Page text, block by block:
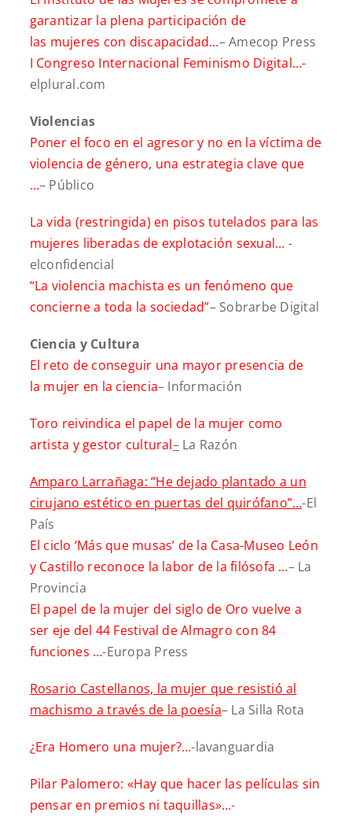
garantizar la plena participación de
las mujeres con discapacidad…– Amecop Press
I Congreso Internacional Feminismo Digital…-
elplural.com
Violencias
Poner el foco en el agresor y no en la víctima de
violencia de género, una estrategia clave que
…– Público
La vida (restringida) en pisos tutelados para las
mujeres liberadas de explotación sexual… -
elconfidencial
“La violencia machista es un fenómeno que
concierne a toda la sociedad”– Sobrarbe Digital
Ciencia y Cultura
El reto de conseguir una mayor presencia de
la mujer en la ciencia– Información
Toro reivindica el papel de la mujer como
artista y gestor cultural– La Razón
Amparo Larrañaga: “He dejado plantado a un
cirujano estético en puertas del quirófano”…-El
País
El ciclo ‘Más que musas’ de la Casa-Museo León
y Castillo reconoce la labor de la filósofa …– La
Provincia
El papel de la mujer del siglo de Oro vuelve a
ser eje del 44 Festival de Almagro con 84
funciones …-Europa Press
Rosario Castellanos, la mujer que resistió al
machismo a través de la poesía– La Silla Rota
¿Era Homero una mujer?…-lavanguardia
Pilar Palomero: «Hay que hacer las películas sin
pensar en premios ni taquillas»…-